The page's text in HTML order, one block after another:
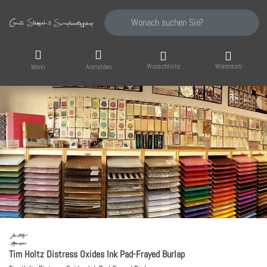
Geben Sie einen Suchbegriff ein. Während
Menü Anmelden Wunschliste Warenkorb
Tim Holtz Distress Oxides Ink Pad-Frayed Burlap